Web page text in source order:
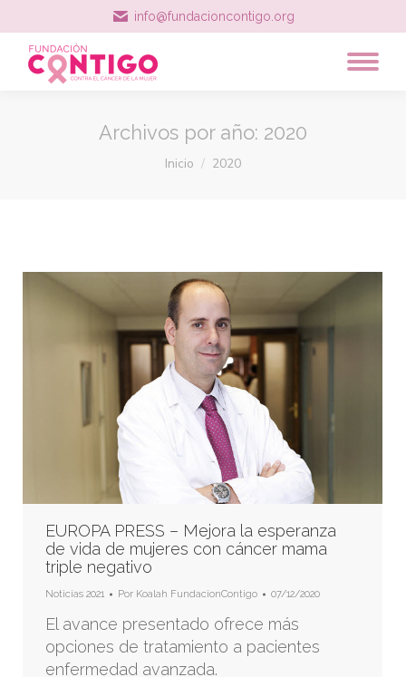
info@fundacioncontigo.org
Archivos por año: 2020
Estás aquí:
Inicio 2020
EUROPA PRESS – Mejora la esperanza
de vida de mujeres con cáncer mama
triple negativo
Noticias 2021 Por Koalah FundacionContigo 07/12/2020
El avance presentado ofrece más
opciones de tratamiento a pacientes
enfermedad avanzada.